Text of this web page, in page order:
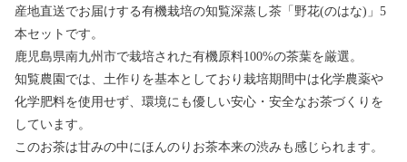
産地直送でお届けする有機栽培の知覧深蒸し茶「野花(のはな)」5
本セットです。
鹿児島県南九州市で栽培された有機原料100%の茶葉を厳選。
知覧農園では、土作りを基本としており栽培期間中は化学農薬や
化学肥料を使用せず、環境にも優しい安心・安全なお茶づくりを
しています。
このお茶は甘みの中にほんのりお茶本来の渋みも感じられます。